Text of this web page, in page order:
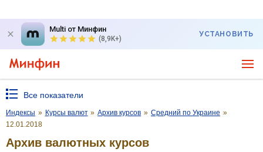
Multi от Минфин
(8,9K+)
УСТАНОВИТЬ
Все показатели
Индексы » Курсы валют » Архив курсов » Средний по Украине »
12.01.2018
Архив валютных курсов